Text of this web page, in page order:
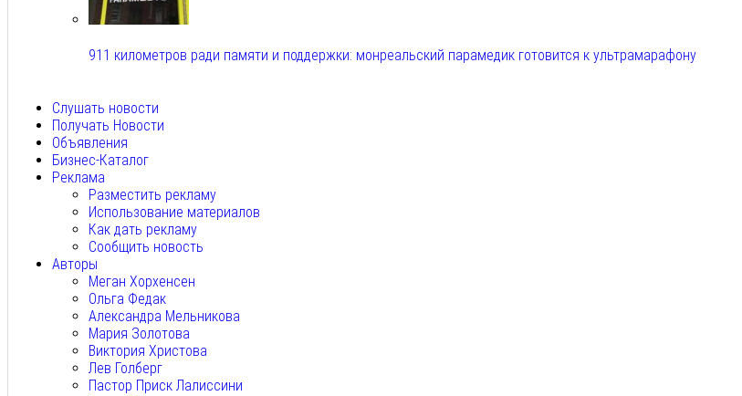
911 километров ради памяти и поддержки: монреальский парамедик готовится к ультрамарафону
Слушать новости
Получать Новости
Объявления
Бизнес-Каталог
Реклама
Разместить рекламу
Использование материалов
Как дать рекламу
Сообщить новость
Авторы
Меган Хорхенсен
Ольга Федак
Александра Мельникова
Мария Золотова
Виктория Христова
Лев Голберг
Пастор Приск Лалиссини